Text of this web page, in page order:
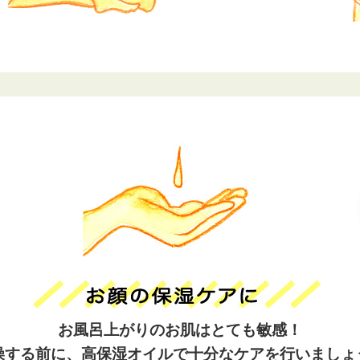
お風呂上がりのお肌はとても敏感！
する前に、高保湿オイルで十分なケアを行いましょ